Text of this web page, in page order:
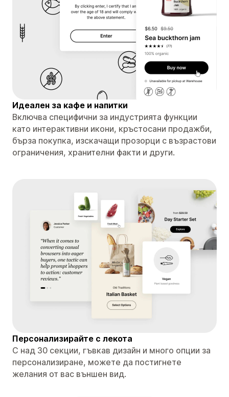
Идеален за кафе и напитки
Включва специфични за индустрията функции
като интерактивни икони, кръстосани продажби,
бърза покупка, изскачащи прозорци с възрастови
ограничения, хранителни факти и други.
Персонализирайте с лекота
С над 30 секции, гъвкав дизайн и много опции за
персонализиране, можете да постигнете
желания от вас външен вид.